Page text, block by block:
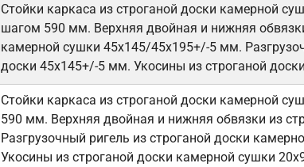
Стойки каркаса из строганой доски камерной
шагом 590 мм. Верхняя двойная и нижняя
камерной сушки 45х145/45х195+/-5 мм.
доски 45х145+/-5 мм. Укосины из строганой
Стойки каркаса из строганой доски камерной
590 мм. Верхняя двойная и нижняя обвязки из
Разгрузочный ригель из строганой доски
Укосины из строганой доски камерной сушки